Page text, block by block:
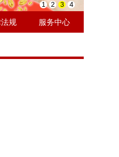
1 2 3 4
规 服务中心